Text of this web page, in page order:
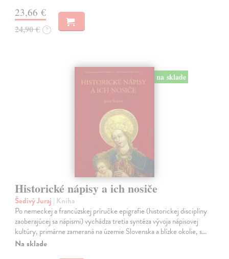
23,66 €
24,90 € ?
na sklade
Historické nápisy a ich nosiče
Šedivý Juraj | Kniha
Po nemeckej a francúzskej príručke epigrafie (historickej disciplíny
zaoberajúcej sa nápismi) vychádza tretia syntéza vývoja nápisovej
kultúry, primárne zameraná na územie Slovenska a blízke okolie, s…
Na sklade